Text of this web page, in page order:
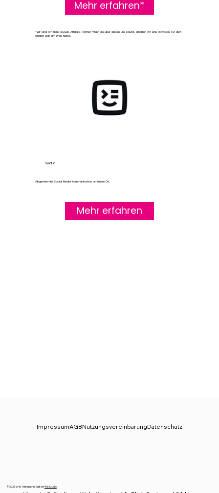
Mehr erfahren*
*Wir sind offizielle HeyGen-Affiliate-Partner. Wenn du über diesen Link kaufst, erhalten wir eine Provision. Für dich
ändert sich am Preis nichts.
Swat.io
Abgestimmte Social Media Kommunikation an einem Ort.
Mehr erfahren
© 2026 by KI-Managerin. Built onWix Studio
Datenschutz
Nutzungsvereinbarung
AGB
Impressum